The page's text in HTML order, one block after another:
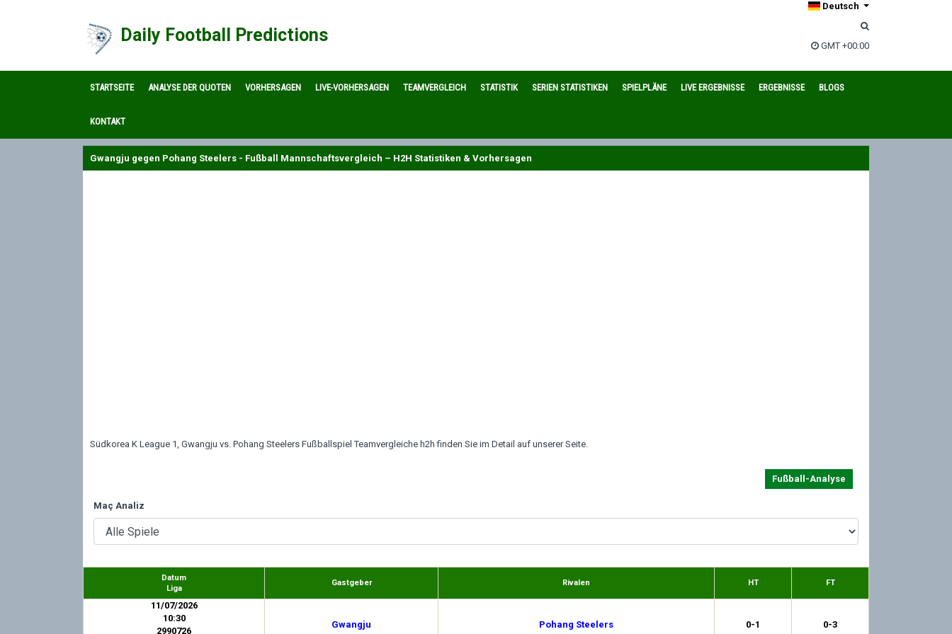
Daily Football Predictions
Deutsch
GMT +00:00
STARTSEITE ANALYSE DER QUOTEN VORHERSAGEN LIVE-VORHERSAGEN TEAMVERGLEICH STATISTIK SERIEN STATISTIKEN SPIELPLÄNE LIVE ERGEBNISSE ERGEBNISSE BLOGS
KONTAKT
Gwangju gegen Pohang Steelers - Fußball Mannschaftsvergleich – H2H Statistiken & Vorhersagen
Südkorea K League 1, Gwangju vs. Pohang Steelers Fußballspiel Teamvergleiche h2h finden Sie im Detail auf unserer Seite.
Fußball-Analyse
Maç Analiz
Datum
Liga
Gastgeber Rivalen HT FT
11/07/2026
10:30
2990726
Gwangju Pohang Steelers 0-1 0-3